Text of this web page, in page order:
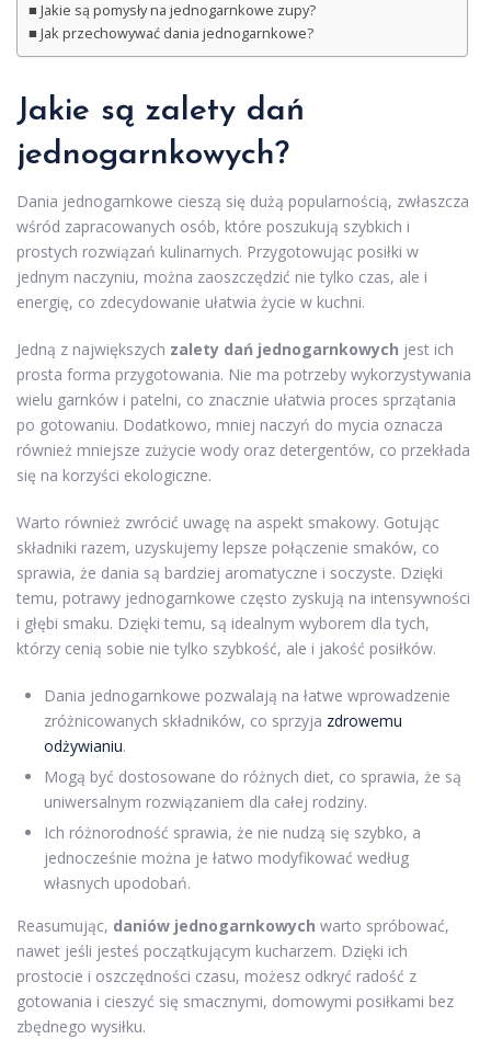
Jakie są pomysły na jednogarnkowe zupy?
Jak przechowywać dania jednogarnkowe?
Jakie są zalety dań
jednogarnkowych?
Dania jednogarnkowe cieszą się dużą popularnością, zwłaszcza
wśród zapracowanych osób, które poszukują szybkich i
prostych rozwiązań kulinarnych. Przygotowując posiłki w
jednym naczyniu, można zaoszczędzić nie tylko czas, ale i
energię, co zdecydowanie ułatwia życie w kuchni.
Jedną z największych zalety dań jednogarnkowych jest ich
prosta forma przygotowania. Nie ma potrzeby wykorzystywania
wielu garnków i patelni, co znacznie ułatwia proces sprzątania
po gotowaniu. Dodatkowo, mniej naczyń do mycia oznacza
również mniejsze zużycie wody oraz detergentów, co przekłada
się na korzyści ekologiczne.
Warto również zwrócić uwagę na aspekt smakowy. Gotując
składniki razem, uzyskujemy lepsze połączenie smaków, co
sprawia, że dania są bardziej aromatyczne i soczyste. Dzięki
temu, potrawy jednogarnkowe często zyskują na intensywności
i głębi smaku. Dzięki temu, są idealnym wyborem dla tych,
którzy cenią sobie nie tylko szybkość, ale i jakość posiłków.
Dania jednogarnkowe pozwalają na łatwe wprowadzenie
zróżnicowanych składników, co sprzyja zdrowemu
odżywianiu.
Mogą być dostosowane do różnych diet, co sprawia, że są
uniwersalnym rozwiązaniem dla całej rodziny.
Ich różnorodność sprawia, że nie nudzą się szybko, a
jednocześnie można je łatwo modyfikować według
własnych upodobań.
Reasumując, daniów jednogarnkowych warto spróbować,
nawet jeśli jesteś początkującym kucharzem. Dzięki ich
prostocie i oszczędności czasu, możesz odkryć radość z
gotowania i cieszyć się smacznymi, domowymi posiłkami bez
zbędnego wysiłku.